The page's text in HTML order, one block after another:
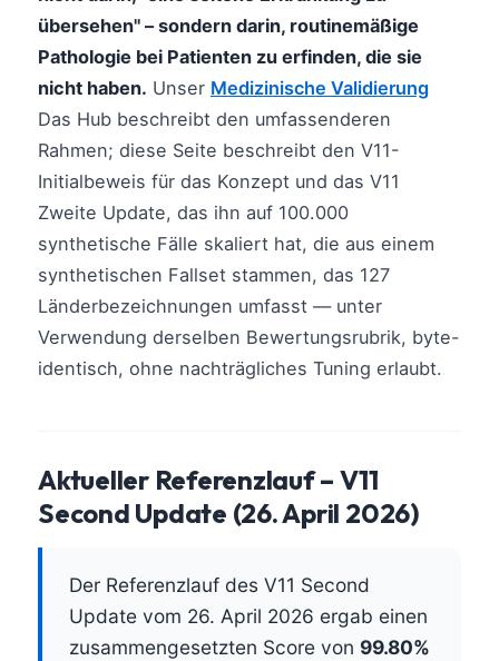
übersehen" – sondern darin, routinemäßige
Pathologie bei Patienten zu erfinden, die sie
nicht haben. Unser Medizinische Validierung
Das Hub beschreibt den umfassenderen
Rahmen; diese Seite beschreibt den V11-
Initialbeweis für das Konzept und das V11
Zweite Update, das ihn auf 100.000
synthetische Fälle skaliert hat, die aus einem
synthetischen Fallset stammen, das 127
Länderbezeichnungen umfasst — unter
Verwendung derselben Bewertungsrubrik, byte-
identisch, ohne nachträgliches Tuning erlaubt.
Aktueller Referenzlauf – V11
Second Update (26. April 2026)
Der Referenzlauf des V11 Second
Update vom 26. April 2026 ergab einen
zusammengesetzten Score von 99.80%